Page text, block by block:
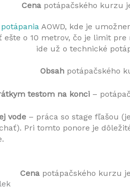
Cena potápačského kurzu
AOWD, kde je
o 10 metrov, čo je limit
ide už o technické
Obsah potápačského
testom na konci –
vode – práca so stage fľašou
Pri tomto ponore je
Cena potápačského kurzu